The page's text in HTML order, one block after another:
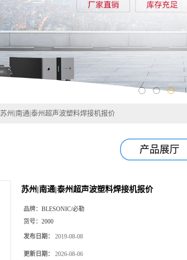
苏州|南通|泰州超声波塑料焊接机报价
产品展厅
苏州|南通|泰州超声波塑料焊接机报价
品牌： BLESONIC/必勒
货号： 2000
发布日期： 2019-08-08
更新日期： 2026-08-06